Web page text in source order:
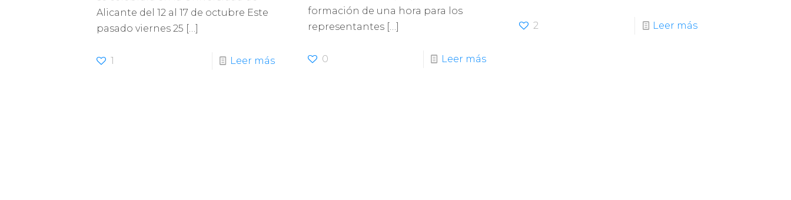
Alicante del 12 al 17 de octubre Este
pasado viernes 25 […]
1 Leer más
formación de una hora para los
representantes […]
0 Leer más
2 Leer más